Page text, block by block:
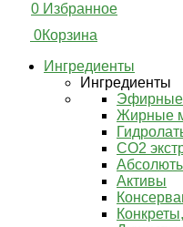
0 Избранное
0Корзина
Ингредиенты
Ингредиенты
Эфирные
Жирные
СО2
Активы